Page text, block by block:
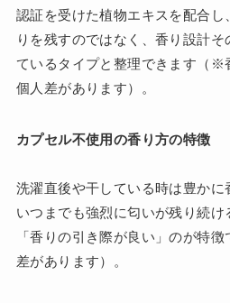
認証を受けた植物エキスを配合し
りを残すのではなく、香り設計
ているタイプと整理できます（※
個人差があります）。
カプセル不使用の香り方の特徴
洗濯直後や干している時は豊かに
いつまでも強烈に匂いが残り続け
「香りの引き際が良い」のが特
差があります）。